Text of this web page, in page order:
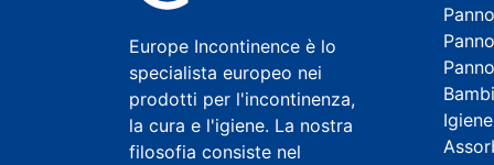
Europe Incontinence è lo
specialista europeo nei
prodotti per l'incontinenza,
la cura e l'igiene. La nostra
filosofia consiste nel